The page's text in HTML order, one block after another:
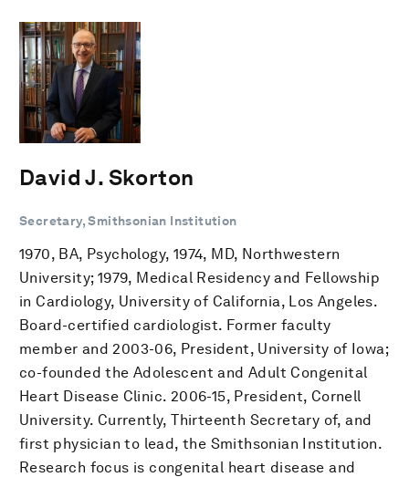
David J. Skorton
Secretary, Smithsonian Institution
1970, BA, Psychology, 1974, MD, Northwestern
University; 1979, Medical Residency and Fellowship
in Cardiology, University of California, Los Angeles.
Board-certified cardiologist. Former faculty
member and 2003-06, President, University of Iowa;
co-founded the Adolescent and Adult Congenital
Heart Disease Clinic. 2006-15, President, Cornell
University. Currently, Thirteenth Secretary of, and
first physician to lead, the Smithsonian Institution.
Research focus is congenital heart disease and